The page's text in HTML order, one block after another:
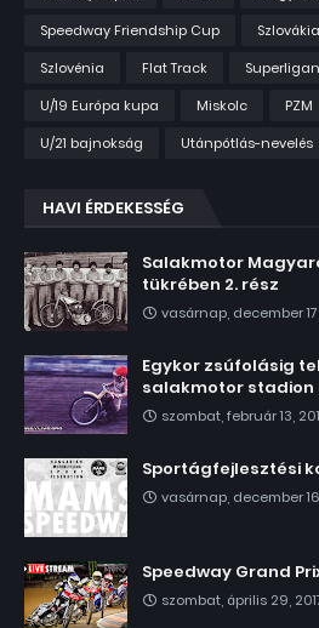
Speedway Friendship Cup
Szlovákia
Szlovénia
Flat Track Superligan
U/19 Európa kupa
Miskolc PZM
U/21 bajnokság
Utánpótlás-nevelés
HAVI ÉRDEKESSÉG
Salakmotor
tükrében 2. rész
vasárnap, december
Egykor zsúfolásig
salakmotor
szombat, február 13,
Sportágfejlesztési
vasárnap, december
Speedway Grand
szombat, április 29,